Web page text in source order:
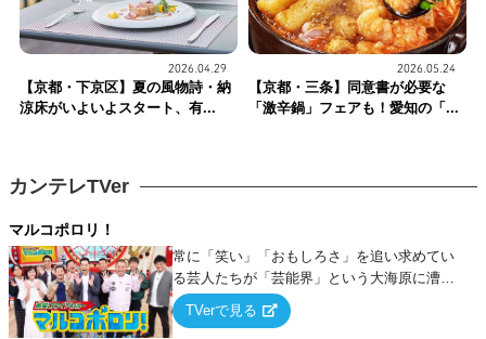
2026.04.29
【京都・下京区】夏の風物詩・納
涼床がいよいよスタート、有...
2026.05.24
【京都・三条】同意書が必要な
「激辛鍋」フェアも！愛知の「...
カンテレTVer
マルコポロリ！
常に「笑い」「おもしろさ」を追い求めてい
る芸人たちが「芸能界」という大海原に漕ぎ
出でて、新たなオモシロ人間を発掘する！
TVerで見る